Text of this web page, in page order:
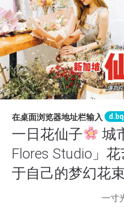
在桌面浏览器地址栏输入
一日花仙子
城
Flores Studio」
于自己的梦幻花束
一寸